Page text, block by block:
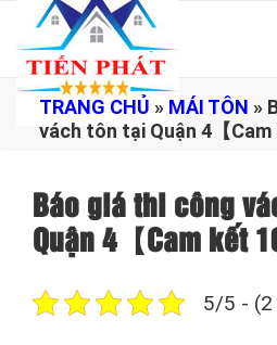
TRANG CHỦ » MÁI TÔN »
vách tôn tại Quận 4【Cam
Báo giá thi công
Quận 4【Cam kết
5/5 - (2